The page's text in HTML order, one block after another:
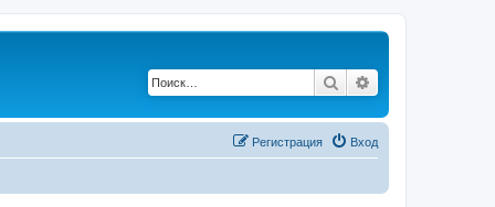
Поиск
Вход
Регистрация